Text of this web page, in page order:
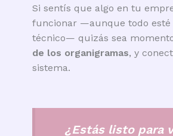
Si sentís que algo en tu
funcionar —aunque todo esté
técnico— quizás sea
de los organigramas, y
sistema.
¿Estás listo para